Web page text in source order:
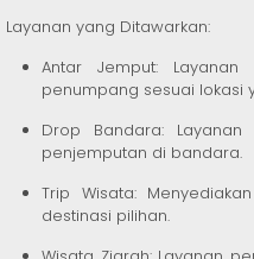
Layanan yang Ditawarkan:
Antar Jemput:
penumpang sesuai lokasi
Drop Bandara:
penjemputan di bandara.
Trip Wisata:
destinasi pilihan.